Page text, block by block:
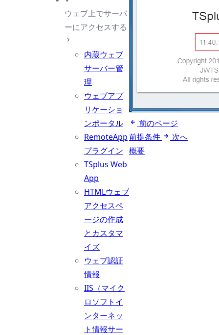
ウェブ上でサーバ
ーにアクセスする
内蔵ウェブ
サーバー管
理
ウェブアプ
リケーショ
ンポータル
RemoteApp
プラグイン
TSplus Web
App
HTMLウェブ
アクセスペ
ージの作成
とカスタマ
イズ
ウェブ認証
情報
IIS（マイク
ロソフトイ
ンターネッ
ト情報サー
前のページ
前提条件
次へ
概要